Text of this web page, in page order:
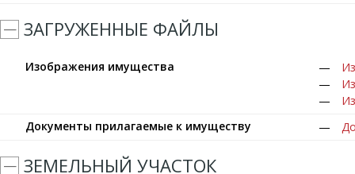
ЗАГРУЖЕННЫЕ ФАЙЛЫ
Изображения имущества
Документы прилагаемые к имуществу
ЗЕМЕЛЬНЫЙ УЧАСТОК